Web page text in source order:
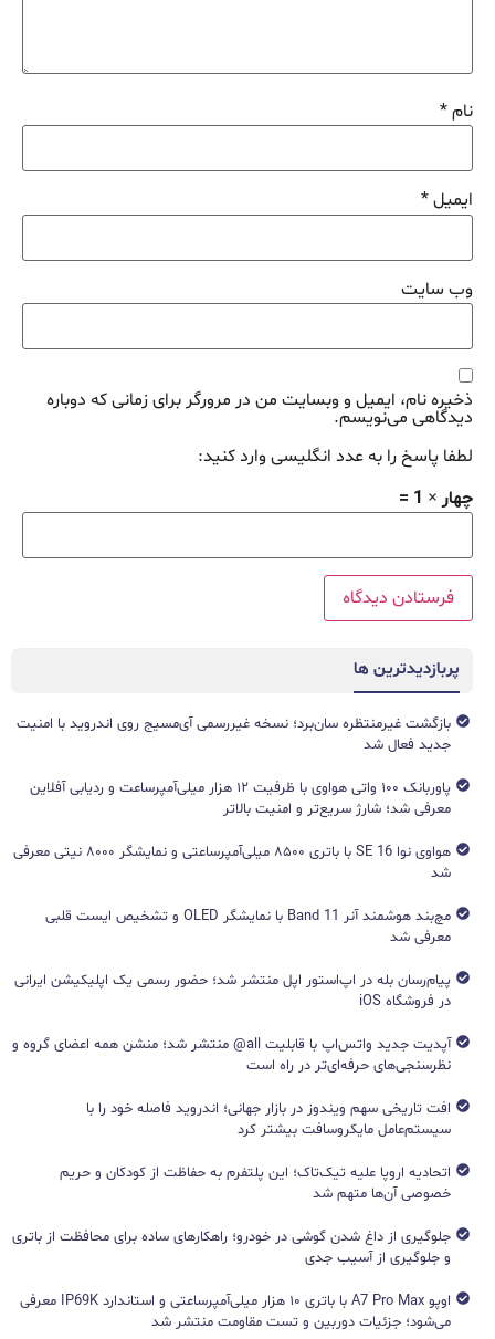
نام*
ایمیل*
وب‌ سایت
ذخیره نام، ایمیل و وبسایت من در مرورگر برای زمانی که دوباره
دیدگاهی می‌نویسم.
لطفا پاسخ را به عدد انگلیسی وارد کنید:
چهار × 1 =
پربازدیدترین ها
بازگشت غیرمنتظره سان‌برد؛ نسخه غیررسمی آی‌مسیج روی اندروید با امنیت
جدید فعال شد
پاوربانک ۱۰۰ واتی هواوی با ظرفیت ۱۲ هزار میلی‌آمپرساعت و ردیابی آفلاین
معرفی شد؛ شارژ سریع‌تر و امنیت بالاتر
هواوی نوا 16 SE با باتری ۸۵۰۰ میلی‌آمپرساعتی و نمایشگر ۸۰۰۰ نیتی معرفی
شد
مچ‌بند هوشمند آنر Band 11 با نمایشگر OLED و تشخیص ایست قلبی
معرفی شد
پیام‌رسان بله در اپ‌استور اپل منتشر شد؛ حضور رسمی یک اپلیکیشن ایرانی
در فروشگاه iOS
آپدیت جدید واتس‌اپ با قابلیت all@ منتشر شد؛ منشن همه اعضای گروه و
نظرسنجی‌های حرفه‌ای‌تر در راه است
افت تاریخی سهم ویندوز در بازار جهانی؛ اندروید فاصله خود را با
سیستم‌عامل مایکروسافت بیشتر کرد
اتحادیه اروپا علیه تیک‌تاک؛ این پلتفرم به حفاظت از کودکان و حریم
خصوصی آن‌ها متهم شد
جلوگیری از داغ شدن گوشی در خودرو؛ راهکارهای ساده برای محافظت از باتری
و جلوگیری از آسیب جدی
اوپو A7 Pro Max با باتری ۱۰ هزار میلی‌آمپرساعتی و استاندارد IP69K معرفی
می‌شود؛ جزئیات دوربین و تست مقاومت منتشر شد